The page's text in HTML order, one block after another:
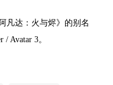
凡达：火与烬》的别名
Avatar 3。